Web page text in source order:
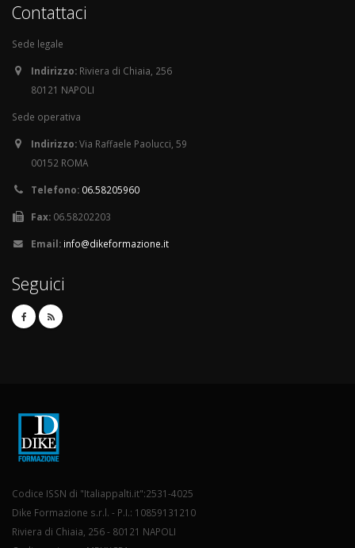
Contattaci
Sede legale
Indirizzo: Riviera di Chiaia, 256
80121 NAPOLI
Sede operativa
Indirizzo:Via Raffaele Paolucci, 59
00152 ROMA
Telefono: 06.58205960
Fax: 06.58202203
Email: info@dikeformazione.it
Seguici
Codice ISSN di "Italiappalti.it":2531-4025
Dike Formazione s.r.l. - P.I.: 10859131210
Riviera di Chiaia, 256 - 80121 NAPOLI